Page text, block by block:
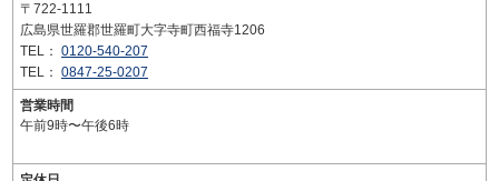
〒722-1111
広島県世羅郡世羅町大字寺町西福寺1206
TEL： 0120-540-207
TEL： 0847-25-0207
営業時間
午前9時〜午後6時